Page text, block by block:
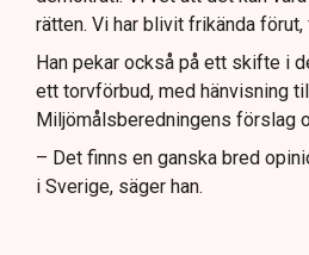
rätten. Vi har blivit frikända förut,
Han pekar också på ett skifte i
ett torvförbud, med hänvisning till
Miljömålsberedningens förslag
– Det finns en ganska bred
i Sverige, säger han.